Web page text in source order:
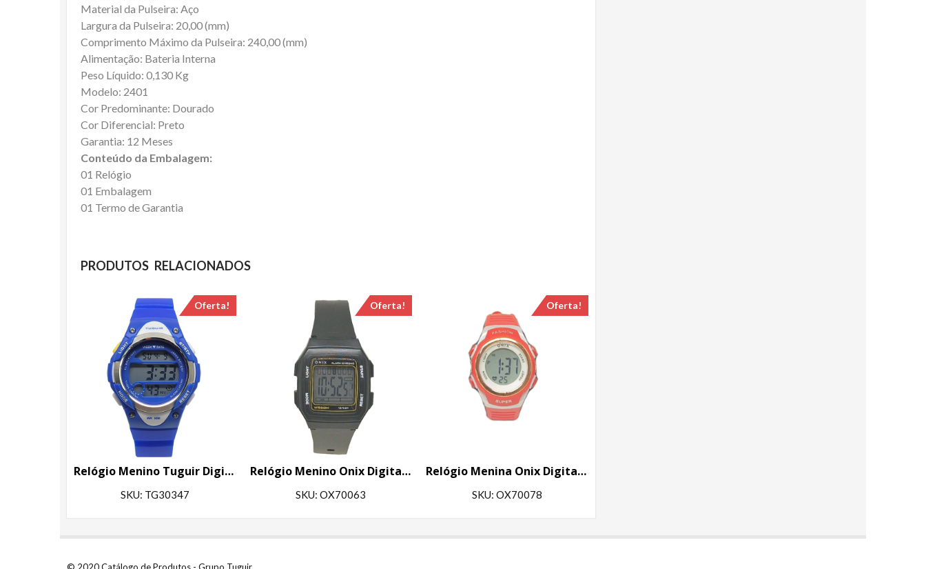
Material da Pulseira: Aço
Largura da Pulseira: 20,00 (mm)
Comprimento Máximo da Pulseira: 240,00 (mm)
Alimentação: Bateria Interna
Peso Líquido: 0,130 Kg
Modelo: 2401
Cor Predominante: Dourado
Cor Diferencial: Preto
Garantia: 12 Meses
Conteúdo da Embalagem:
01 Relógio
01 Embalagem
01 Termo de Garantia
PRODUTOS RELACIONADOS
Oferta!
Relógio Menino Tuguir Digital TG30347 Azul
SKU: TG30347
Oferta!
Relógio Menino Onix Digital IT-730(0101) Preto
SKU: OX70063
Oferta!
Relógio Menina Onix Digital IT-616A (2222) Vermelho
SKU: OX70078